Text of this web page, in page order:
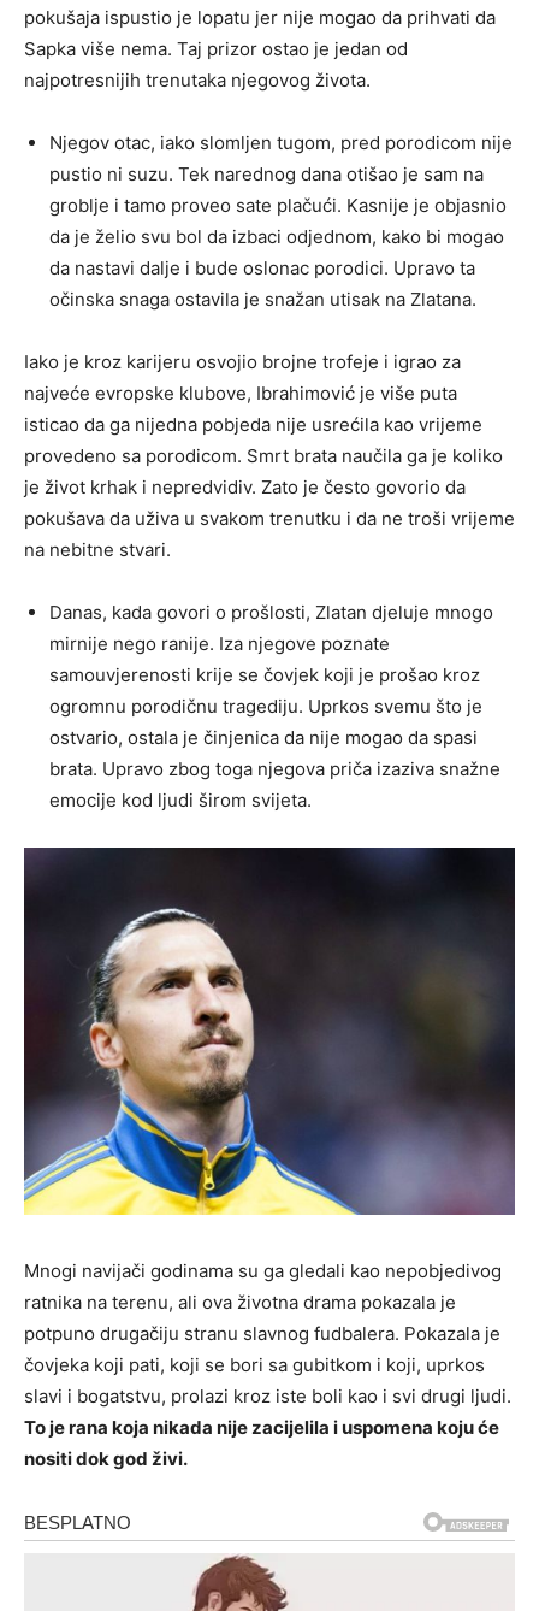
pokušaja ispustio je lopatu jer nije mogao da prihvati da
Sapka više nema. Taj prizor ostao je jedan od
najpotresnijih trenutaka njegovog života.
Njegov otac, iako slomljen tugom, pred porodicom nije
pustio ni suzu. Tek narednog dana otišao je sam na
groblje i tamo proveo sate plačući. Kasnije je objasnio
da je želio svu bol da izbaci odjednom, kako bi mogao
da nastavi dalje i bude oslonac porodici. Upravo ta
očinska snaga ostavila je snažan utisak na Zlatana.
Iako je kroz karijeru osvojio brojne trofeje i igrao za
najveće evropske klubove, Ibrahimović je više puta
isticao da ga nijedna pobjeda nije usrećila kao vrijeme
provedeno sa porodicom. Smrt brata naučila ga je koliko
je život krhak i nepredvidiv. Zato je često govorio da
pokušava da uživa u svakom trenutku i da ne troši vrijeme
na nebitne stvari.
Danas, kada govori o prošlosti, Zlatan djeluje mnogo
mirnije nego ranije. Iza njegove poznate
samouvjerenosti krije se čovjek koji je prošao kroz
ogromnu porodičnu tragediju. Uprkos svemu što je
ostvario, ostala je činjenica da nije mogao da spasi
brata. Upravo zbog toga njegova priča izaziva snažne
emocije kod ljudi širom svijeta.
Mnogi navijači godinama su ga gledali kao nepobjedivog
ratnika na terenu, ali ova životna drama pokazala je
potpuno drugačiju stranu slavnog fudbalera. Pokazala je
čovjeka koji pati, koji se bori sa gubitkom i koji, uprkos
slavi i bogatstvu, prolazi kroz iste boli kao i svi drugi ljudi.
To je rana koja nikada nije zacijelila i uspomena koju će
nositi dok god živi.